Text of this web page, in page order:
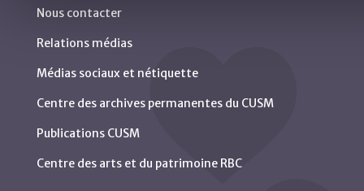
Nous contacter
Relations médias
Médias sociaux et nétiquette
Centre des archives permanentes du CUSM
Publications CUSM
Centre des arts et du patrimoine RBC